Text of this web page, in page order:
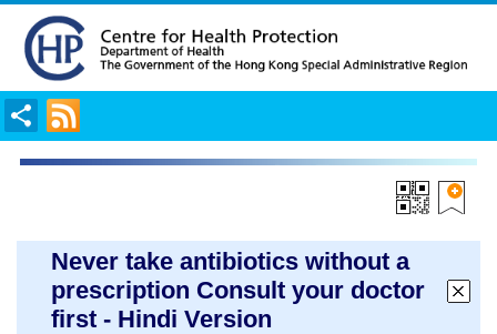
ShareRSS
Never take antibiotics without a
prescription Consult your doctor
first - Hindi Version